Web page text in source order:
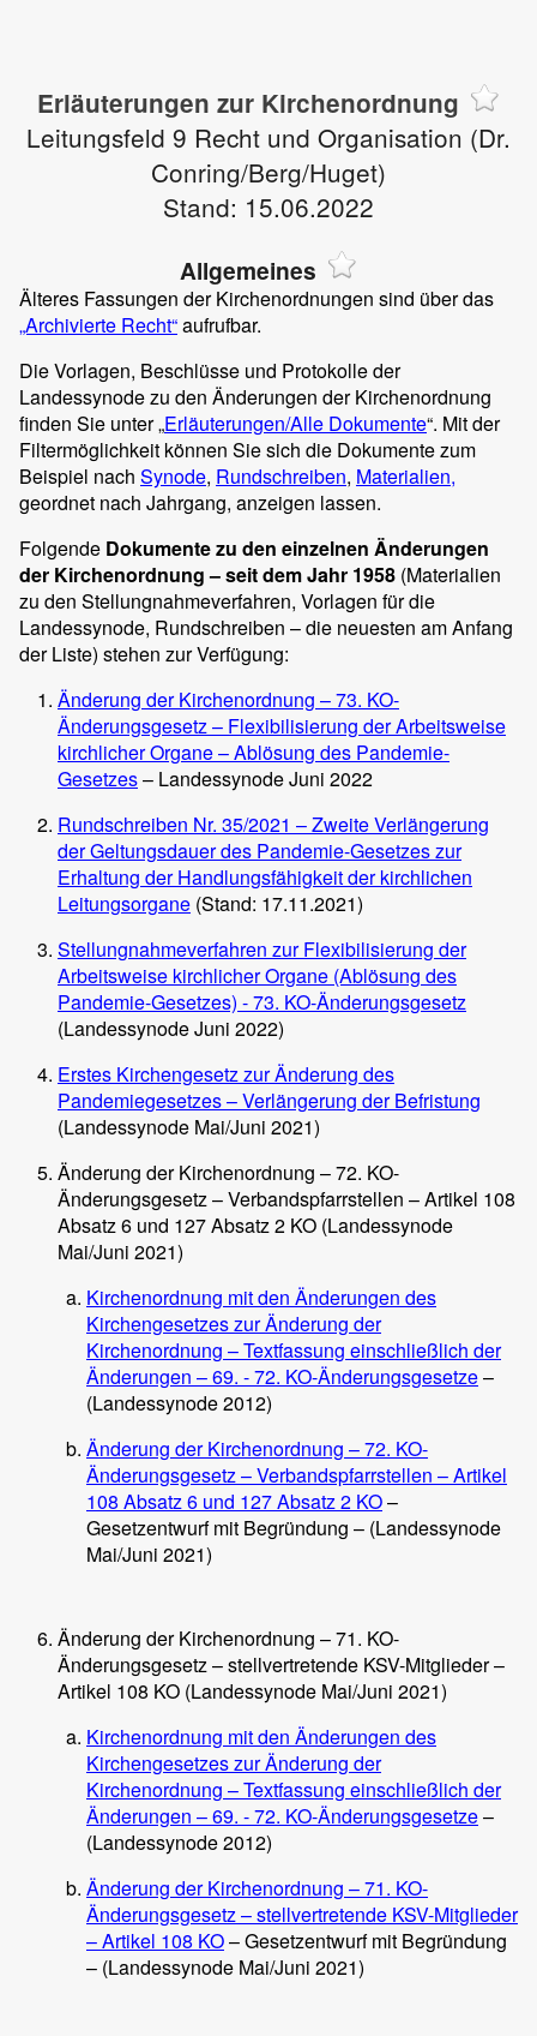
Erläuterungen zur Kirchenordnung
Leitungsfeld 9 Recht und Organisation (Dr.
Conring/Berg/Huget)
Stand: 15.06.2022
Allgemeines
Älteres Fassungen der Kirchenordnungen sind über das
„Archivierte Recht“aufrufbar.
Die Vorlagen, Beschlüsse und Protokolle der
Landessynode zu den Änderungen der Kirchenordnung
finden Sie unter „Erläuterungen/Alle Dokumente“. Mit der
Filtermöglichkeit können Sie sich die Dokumente zum
Beispiel nach Synode, Rundschreiben, Materialien,
geordnet nach Jahrgang, anzeigen lassen.
Folgende Dokumente zu den einzelnen Änderungen
der Kirchenordnung – seit dem Jahr 1958 (Materialien
zu den Stellungnahmeverfahren, Vorlagen für die
Landessynode, Rundschreiben – die neuesten am Anfang
der Liste) stehen zur Verfügung:
Änderung der Kirchenordnung – 73. KO-
Änderungsgesetz – Flexibilisierung der Arbeitsweise
kirchlicher Organe – Ablösung des Pandemie-
Gesetzes– Landessynode Juni 2022
Rundschreiben Nr. 35/2021 – Zweite Verlängerung
der Geltungsdauer des Pandemie-Gesetzes zur
Erhaltung der Handlungsfähigkeit der kirchlichen
Leitungsorgane (Stand: 17.11.2021)
Stellungnahmeverfahren zur Flexibilisierung der
Arbeitsweise kirchlicher Organe (Ablösung des
Pandemie-Gesetzes) - 73. KO-Änderungsgesetz
(Landessynode Juni 2022)
Erstes Kirchengesetz zur Änderung des
Pandemiegesetzes – Verlängerung der Befristung
(Landessynode Mai/Juni 2021)
Änderung der Kirchenordnung – 72. KO-
Änderungsgesetz – Verbandspfarrstellen – Artikel 108
Absatz 6 und 127 Absatz 2 KO (Landessynode
Mai/Juni 2021)
Kirchenordnung mit den Änderungen des
Kirchengesetzes zur Änderung der
Kirchenordnung – Textfassung einschließlich der
Änderungen – 69. - 72. KO-Änderungsgesetze–
(Landessynode 2012)
Änderung der Kirchenordnung – 72. KO-
Änderungsgesetz – Verbandspfarrstellen – Artikel
108 Absatz 6 und 127 Absatz 2 KO–
Gesetzentwurf mit Begründung – (Landessynode
Mai/Juni 2021)
Änderung der Kirchenordnung – 71. KO-
Änderungsgesetz – stellvertretende KSV-Mitglieder –
Artikel 108 KO (Landessynode Mai/Juni 2021)
Kirchenordnung mit den Änderungen des
Kirchengesetzes zur Änderung der
Kirchenordnung – Textfassung einschließlich der
Änderungen – 69. - 72. KO-Änderungsgesetze–
(Landessynode 2012)
Änderung der Kirchenordnung – 71. KO-
Änderungsgesetz – stellvertretende KSV-Mitglieder
– Artikel 108 KO– Gesetzentwurf mit Begründung
– (Landessynode Mai/Juni 2021)